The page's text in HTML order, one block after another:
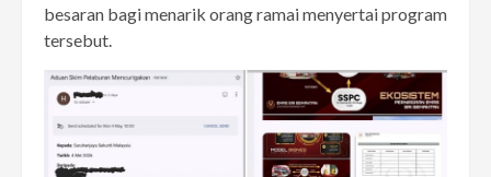
besaran bagi menarik orang ramai menyertai program
tersebut.